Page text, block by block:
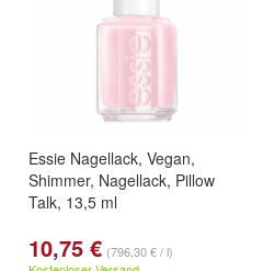
Essie Nagellack, Vegan,
Shimmer, Nagellack, Pillow
Talk, 13,5 ml
10,75 € (796,30 € / l)